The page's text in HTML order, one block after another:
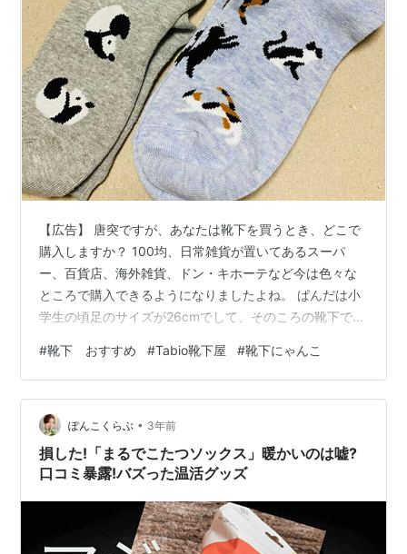
【広告】 唐突ですが、あなたは靴下を買うとき、どこで
購入しますか？ 100均、日常雑貨が置いてあるスーパ
ー、百貨店、海外雑貨、ドン・キホーテなど今は色々な
ところで購入できるようになりましたよね。 ぱんだは小
学生の頃足のサイズが26cmでして、そのころの靴下で
ディースは24cmまでがほとんどで、生地自体は伸びるの
ですが無理やり広げてる感が否めなくてすぐにダメにな
ってしまって。 今も靴下のサイズ表示を見ると、25cm
までなんですよねぇ。 どこ行ってもそんな感じだったの
で靴下には期待してないといいますか……ショートで踵部
分がすぐに脱げちゃう問題や…
#靴下 おすすめ #Tabio靴下屋 #靴下にゃんこ
ぽんこくらぶ • 3年前
損した!「まるでこたつソックス」暖かいのは嘘?
口コミ暴露!バズった温活グッズ